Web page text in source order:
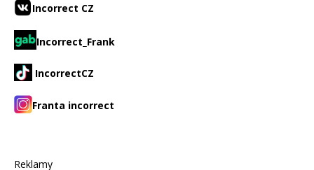
Incorrect CZ
Incorrect_Frank
IncorrectCZ
Franta incorrect
Reklamy